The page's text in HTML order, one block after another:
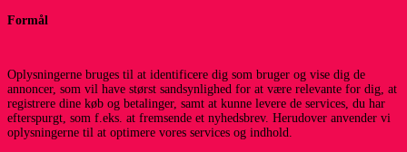
Formål
Oplysningerne bruges til at identificere dig som bruger og vise dig de
annoncer, som vil have størst sandsynlighed for at være relevante for dig, at
registrere dine køb og betalinger, samt at kunne levere de services, du har
efterspurgt, som f.eks. at fremsende et nyhedsbrev. Herudover anvender vi
oplysningerne til at optimere vores services og indhold.